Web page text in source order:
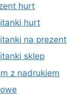
hurt
hurt
na prezent
sklep
z nadrukiem